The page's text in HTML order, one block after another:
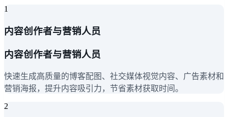
1
内容创作者与营销人员
内容创作者与营销人员
快速生成高质量的博客配图、社交媒体视觉内容、广告素材和
营销海报，提升内容吸引力，节省素材获取时间。
2